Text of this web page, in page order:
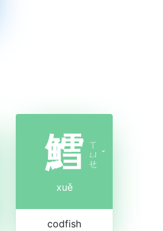
鱈 ㄒ
ㄩ
ㄝ
ˇ
xuě
codfish